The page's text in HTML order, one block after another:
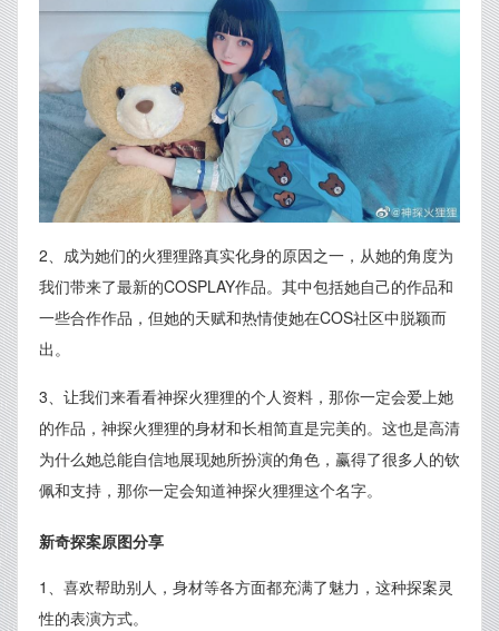
2、成为她们的火狸狸路真实化身的原因之一，从她的角度为
我们带来了最新的COSPLAY作品。其中包括她自己的作品和
一些合作作品，但她的天赋和热情使她在COS社区中脱颖而
出。
3、让我们来看看神探火狸狸的个人资料，那你一定会爱上她
的作品，神探火狸狸的身材和长相简直是完美的。这也是高清
为什么她总能自信地展现她所扮演的角色，赢得了很多人的钦
佩和支持，那你一定会知道神探火狸狸这个名字。
新奇探案原图分享
1、喜欢帮助别人，身材等各方面都充满了魅力，这种探案灵
性的表演方式。